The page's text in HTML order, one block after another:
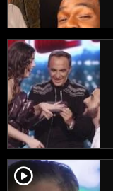
player2